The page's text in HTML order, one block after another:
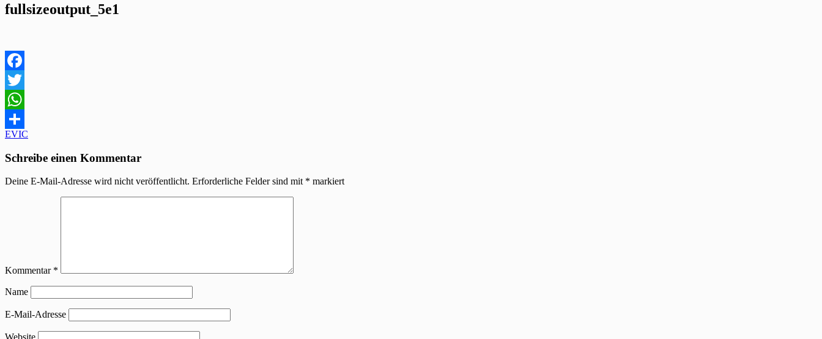
fullsizeoutput_5e1
Facebook
Twitter
WhatsApp
Teilen
Beitragsnavigation
EVIC
Schreibe einen Kommentar
Deine E-Mail-Adresse wird nicht veröffentlicht. Erforderliche Felder sind mit * markiert
Kommentar *
Name
E-Mail-Adresse